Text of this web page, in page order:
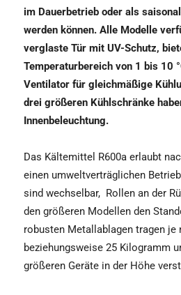
im Dauerbetrieb oder als
werden können. Alle Modelle
verglaste Tür mit UV-Schutz,
Temperaturbereich von 1 bis 10
Ventilator für gleichmäßige
drei größeren Kühlschränke
Innenbeleuchtung.
Das Kältemittel R600a erlaubt
einen umweltverträglichen
sind wechselbar, Rollen an der
den größeren Modellen den
robusten Metallablagen tragen je
beziehungsweise 25 Kilogramm
größeren Geräte in der Höhe